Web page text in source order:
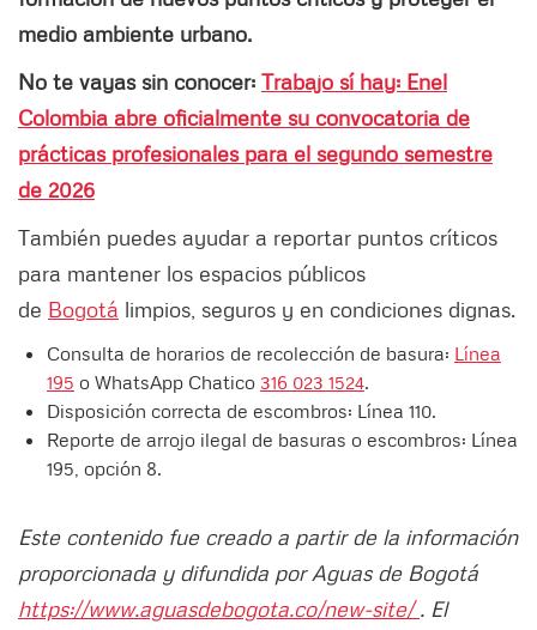
medio ambiente urbano.
No te vayas sin conocer: Trabajo sí hay: Enel
Colombia abre oficialmente su convocatoria de
prácticas profesionales para el segundo semestre
de 2026
También puedes ayudar a reportar puntos críticos
para mantener los espacios públicos
de Bogotá limpios, seguros y en condiciones dignas.
Consulta de horarios de recolección de basura: Línea
195 o WhatsApp Chatico 316 023 1524.
Disposición correcta de escombros: Línea 110.
Reporte de arrojo ilegal de basuras o escombros: Línea
195, opción 8.
Este contenido fue creado a partir de la información
proporcionada y difundida por Aguas de Bogotá
https://www.aguasdebogota.co/new-site/. El